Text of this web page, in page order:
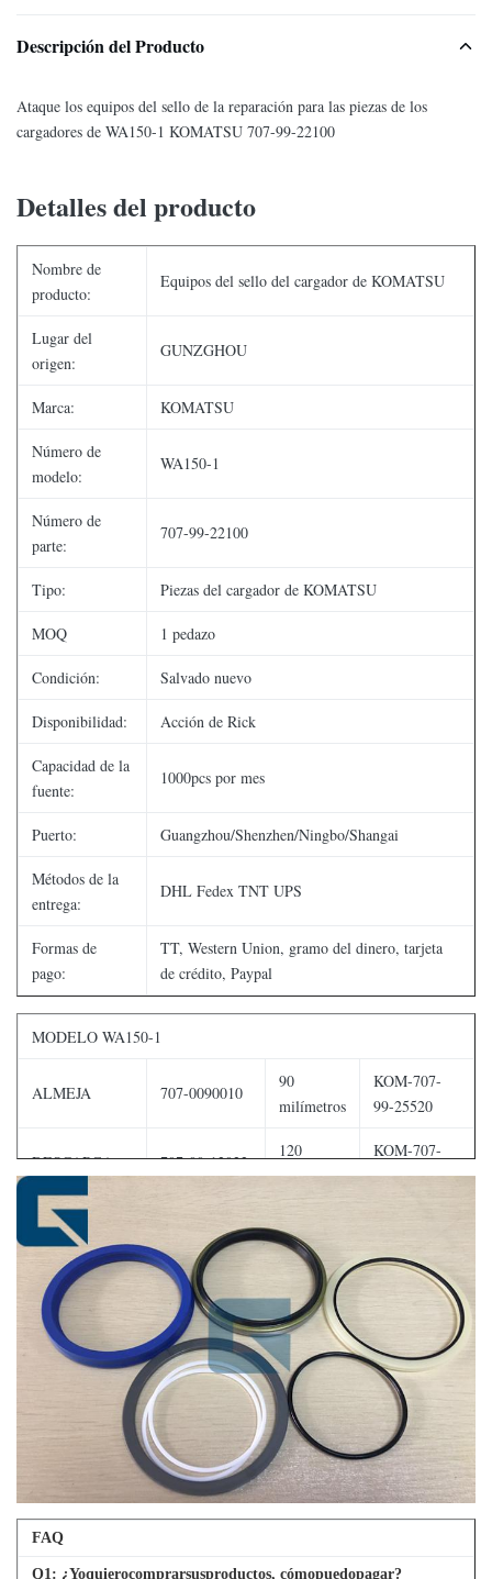
Descripción del Producto
Ataque los equipos del sello de la reparación para las piezas de los
cargadores de WA150-1 KOMATSU 707-99-22100
Detalles del producto
Nombre de
producto:
Equipos del sello del cargador de KOMATSU
Lugar del
origen:
GUNZGHOU
Marca: KOMATSU
Número de
modelo:
WA150-1
Número de
parte:
707-99-22100
Tipo: Piezas del cargador de KOMATSU
MOQ 1 pedazo
Condición: Salvado nuevo
Disponibilidad: Acción de Rick
Capacidad de la
fuente:
1000pcs por mes
Puerto: Guangzhou/Shenzhen/Ningbo/Shangai
Métodos de la
entrega:
DHL Fedex TNT UPS
Formas de
pago:
TT, Western Union, gramo del dinero, tarjeta
de crédito, Paypal
MODELO WA150-1
ALMEJA 707-0090010
90
milímetros
KOM-707-
99-25520
DESCARGA 707-00-12022
120
milímetros
KOM-707-
99-41100
DESCARGA
(HI-LIFT)
707-00-12300
milímetros
ATAQUE 707-00-80330
milímetros
KOM-707-
ELEVACIÓN 707-00-11031
110
milímetros
KOM-707-
99-37500
DIRECCIÓN 707-00-60011
60
milímetros
KOM-707-
99-14200
FAQ
Q1: ¿Yoquierocomprarsusproductos, cómopuedopagar?